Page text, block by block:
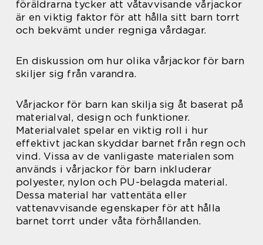
föräldrarna tycker att våtavvisande vårjackor
är en viktig faktor för att hålla sitt barn torrt
och bekvämt under regniga vårdagar.
En diskussion om hur olika vårjackor för barn
skiljer sig från varandra.
Vårjackor för barn kan skilja sig åt baserat på
materialval, design och funktioner.
Materialvalet spelar en viktig roll i hur
effektivt jackan skyddar barnet från regn och
vind. Vissa av de vanligaste materialen som
används i vårjackor för barn inkluderar
polyester, nylon och PU-belagda material.
Dessa material har vattentäta eller
vattenavvisande egenskaper för att hålla
barnet torrt under våta förhållanden.